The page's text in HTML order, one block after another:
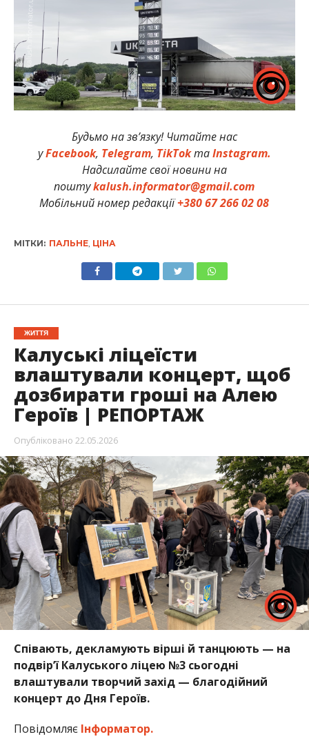
Будьмо на зв’язку! Читайте нас
уFacebook, Telegram, TikTokтаInstagram.
Надсилайте свої новини на
поштуkalush.informator@gmail.com
Мобільний номер редакції+380 67 266 02 08
МІТКИ: ПАЛЬНЕ, ЦІНА
ЖИТТЯ
Калуські ліцеїсти
влаштували концерт, щоб
дозбирати гроші на Алею
Героїв | РЕПОРТАЖ
Опубліковано 22.05.2026
Співають, декламують вірші й танцюють — на
подвірʼї Калуського ліцею №3 сьогодні
влаштували творчий захід — благодійний
концерт до Дня Героїв.
Повідомляє Інформатор.